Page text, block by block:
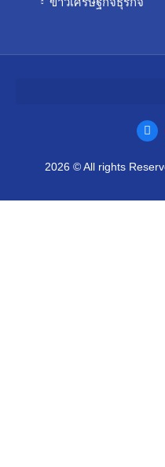
2026 © All rights